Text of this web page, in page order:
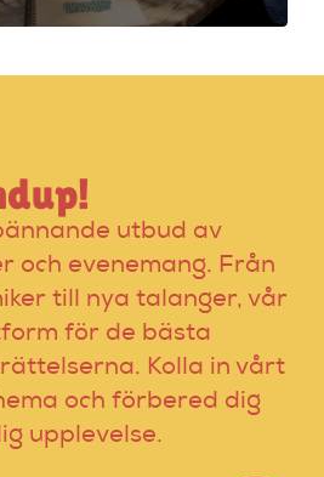
med
utbud av
och evenemang. Från
till nya talanger, vår
för de bästa
Kolla in vårt
och förbered dig
upplevelse.